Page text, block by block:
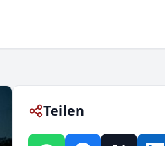
Teilen